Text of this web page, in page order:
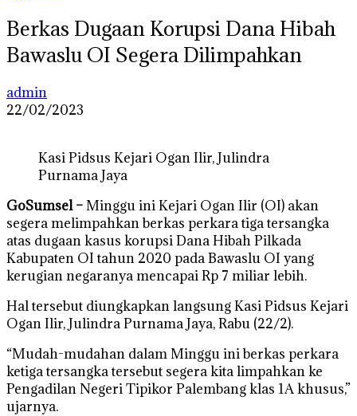
Berkas Dugaan Korupsi Dana Hibah
Bawaslu OI Segera Dilimpahkan
admin
22/02/2023
Kasi Pidsus Kejari Ogan Ilir, Julindra
Purnama Jaya
GoSumsel –Minggu ini Kejari Ogan Ilir (OI) akan
segera melimpahkan berkas perkara tiga tersangka
atas dugaan kasus korupsi Dana Hibah Pilkada
Kabupaten OI tahun 2020 pada Bawaslu OI yang
kerugian negaranya mencapai Rp 7 miliar lebih.
Hal tersebut diungkapkan langsung Kasi Pidsus Kejari
Ogan Ilir, Julindra Purnama Jaya, Rabu (22/2).
“Mudah-mudahan dalam Minggu ini berkas perkara
ketiga tersangka tersebut segera kita limpahkan ke
Pengadilan Negeri Tipikor Palembang klas 1A khusus,”
ujarnya.